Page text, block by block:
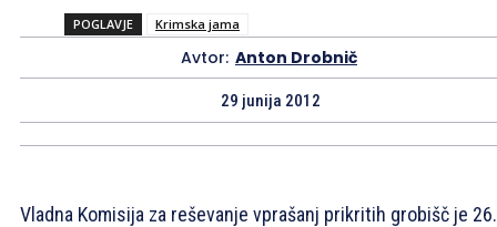
POGLAVJE Krimska jama
Avtor: Anton Drobnič
29 junija 2012
Vladna Komisija za reševanje vprašanj prikritih grobišč je 26.